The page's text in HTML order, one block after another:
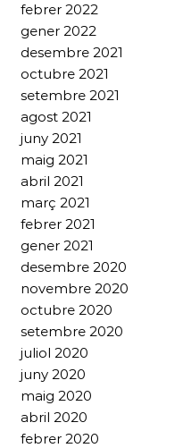
febrer 2022
gener 2022
desembre 2021
octubre 2021
setembre 2021
agost 2021
juny 2021
maig 2021
abril 2021
març 2021
febrer 2021
gener 2021
desembre 2020
novembre 2020
octubre 2020
setembre 2020
juliol 2020
juny 2020
maig 2020
abril 2020
febrer 2020